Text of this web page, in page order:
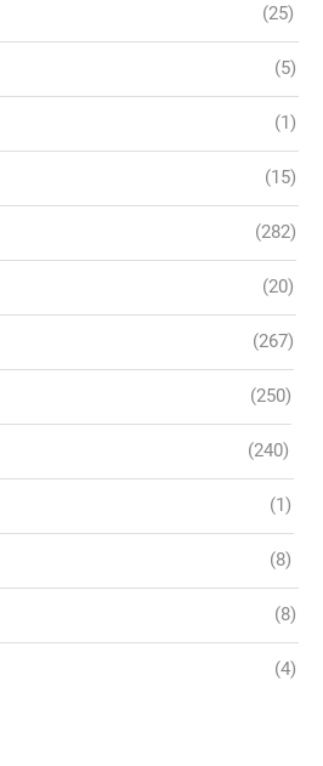
(25)
(5)
(1)
(15)
(282)
(20)
(267)
(250)
(240)
(1)
(8)
(8)
(4)